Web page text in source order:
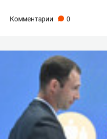
Комментарии 0